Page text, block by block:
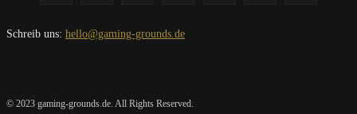
Schreib uns: hello@gaming-grounds.de
© 2023 gaming-grounds.de. All Rights Reserved.